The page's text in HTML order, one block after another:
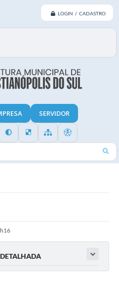
LOGIN / CADASTRO
SERVIDOR